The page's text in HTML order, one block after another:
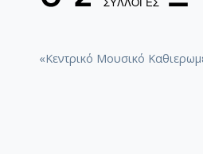
«Κεντρικό Μουσικό